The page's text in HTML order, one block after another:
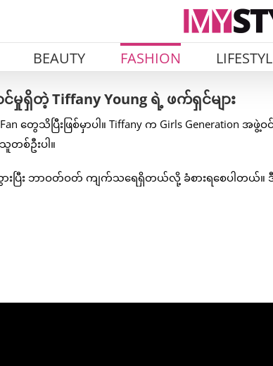
BEAUTY FASHION
တဲ့ Tiffany Young ရဲ့ ဖက်ရှင်များ
တွေသိပြီးဖြစ်မှာပါ။ Tiffany က Girls Generation အ
တစ်ဦးပါ။
ြီး ဘာဝတ်ဝတ် ကျက်သရေရှိတယ်လို့ ခံစားရစေပါတယ်။